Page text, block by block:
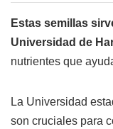
Estas semillas
Universidad de
nutrientes que
La Universidad
son cruciales para